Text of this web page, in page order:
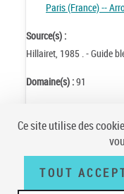
Paris (France) --
Source(s) :
Hillairet, 1985 . - Guide
Domaine(s) :91
Notice n° :
Ce site utilise des
TOUT